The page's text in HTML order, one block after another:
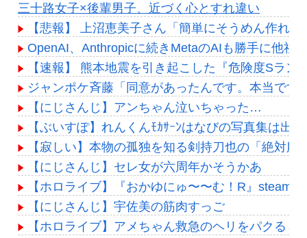
三十路女子×後輩男子、近づく心とすれ違い
【悲報】 上沼恵美子さん「簡単にそうめん作れ
OpenAI、Anthropicに続きMetaのAIも勝手に他社
【速報】 熊本地震を引き起こした『危険度Sラ
ジャンポケ斉藤「同意があったんです。本当で
【にじさんじ】アンちゃん泣いちゃった…
【ぶいすぽ】れんくんﾓｶｻｰﾝはなびの写真集は出
【寂しい】本物の孤独を知る剣持刀也の「絶対
【にじさんじ】セレ女が六周年かそうかあ
【ホロライブ】『おかゆにゅ〜〜む！R』steam
【にじさんじ】宇佐美の筋肉すっご
【ホロライブ】アメちゃん救急のヘリをパクる→